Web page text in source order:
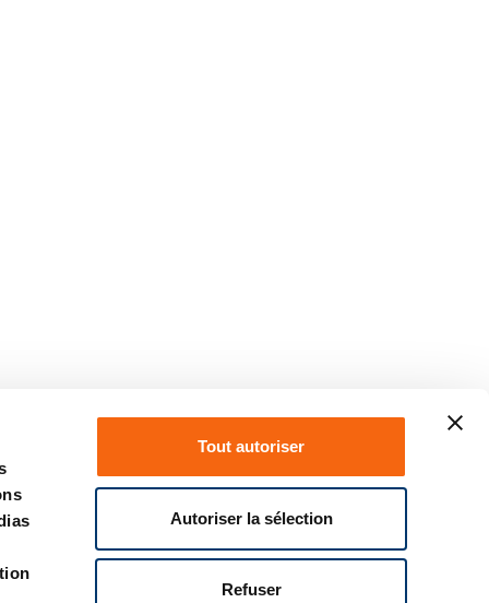
Tout autoriser
Autoriser la sélection
Refuser